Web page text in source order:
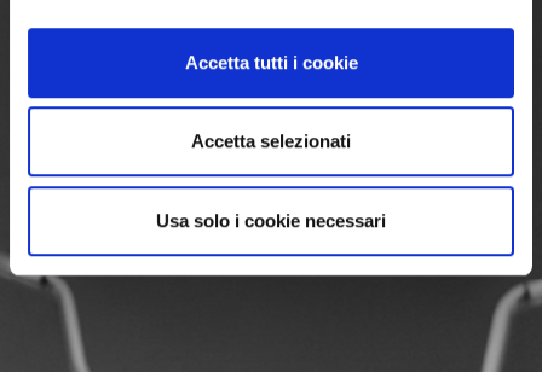
Accetta tutti i cookie
Accetta selezionati
Usa solo i cookie necessari